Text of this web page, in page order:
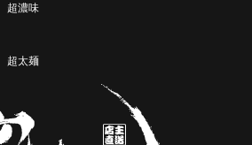
超濃味
超太麺